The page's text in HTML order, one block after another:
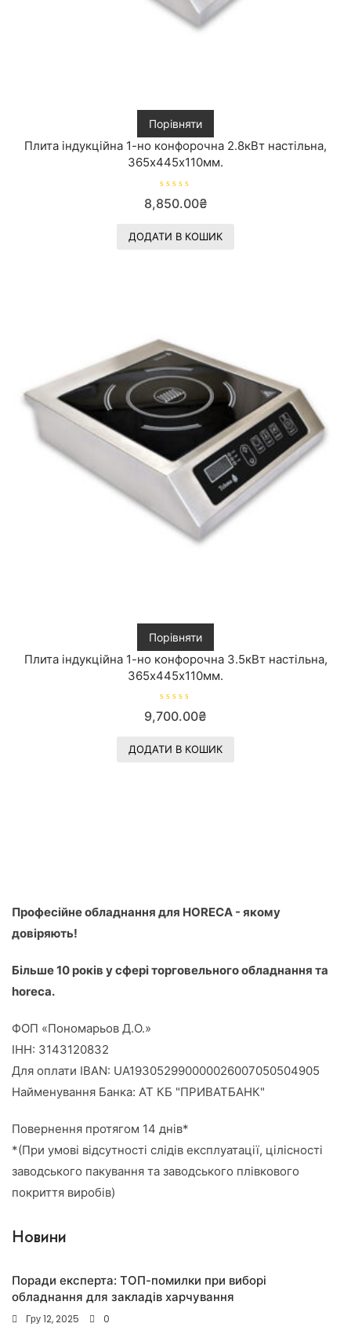
Порівняти
Плита індукційна 1-но конфорочна 2.8кВт настільна,
365х445х110мм.
О
ц
е
н
8,850.00₴
ДОДАТИ В КОШИК
Порівняти
Плита індукційна 1-но конфорочна 3.5кВт настільна,
365х445х110мм.
О
ц
е
9,700.00₴
ДОДАТИ В КОШИК
Професійне обладнання для HORECA - якому
довіряють!
Більше 10 років у сфері торговельного обладнання та
horeca.
ФОП «Пономарьов Д.О.»
ІНН: 3143120832
Для оплати IBAN: UA193052990000026007050504905
Найменування Банка: АТ КБ "ПРИВАТБАНК"
Повернення протягом 14 днів*
*(При умові відсутності слідів експлуатації, цілісності
заводського пакування та заводського плівкового
покриття виробів)
Новини
Поради експерта: ТОП-помилки при виборі
обладнання для закладів харчування
Гру 12, 2025 0